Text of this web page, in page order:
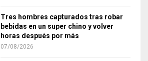
Tres hombres capturados tras robar
bebidas en un super chino y volver
horas después por más
07/08/2026